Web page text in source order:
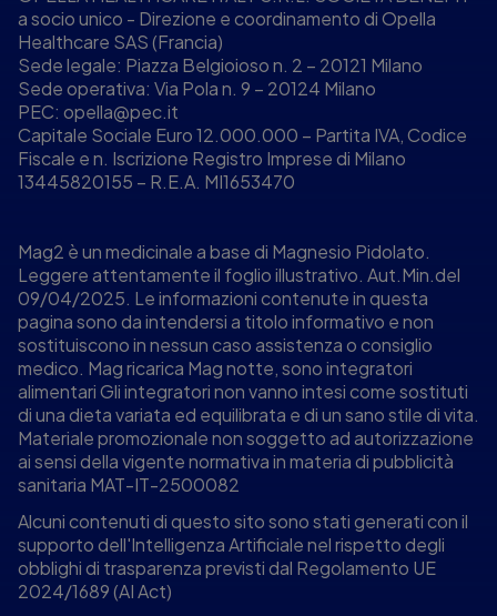
a socio unico - Direzione e coordinamento di Opella
Healthcare SAS (Francia)
Sede legale: Piazza Belgioioso n. 2 – 20121 Milano
Sede operativa: Via Pola n. 9 – 20124 Milano
PEC: opella@pec.it
Capitale Sociale Euro 12.000.000 – Partita IVA, Codice
Fiscale e n. Iscrizione Registro Imprese di Milano
13445820155 – R.E.A. MI1653470
Mag2 è un medicinale a base di Magnesio Pidolato.
Leggere attentamente il foglio illustrativo. Aut.Min.del
09/04/2025. Le informazioni contenute in questa
pagina sono da intendersi a titolo informativo e non
sostituiscono in nessun caso assistenza o consiglio
medico. Mag ricarica Mag notte, sono integratori
alimentari Gli integratori non vanno intesi come sostituti
di una dieta variata ed equilibrata e di un sano stile di vita.
Materiale promozionale non soggetto ad autorizzazione
ai sensi della vigente normativa in materia di pubblicità
sanitaria MAT-IT-2500082
Alcuni contenuti di questo sito sono stati generati con il
supporto dell'Intelligenza Artificiale nel rispetto degli
obblighi di trasparenza previsti dal Regolamento UE
2024/1689 (AI Act)